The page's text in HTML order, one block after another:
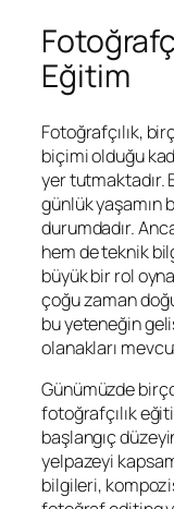
Eğitim
Fotoğrafçılık,
biçimi olduğu
yer tutmaktadır.
günlük yaşamın
durumdadır.
hem de teknik
büyük bir rol
çoğu zaman
bu yeteneğin
olanakları
Günümüzde
fotoğrafçılık
başlangıç
yelpazeyi
bilgileri,